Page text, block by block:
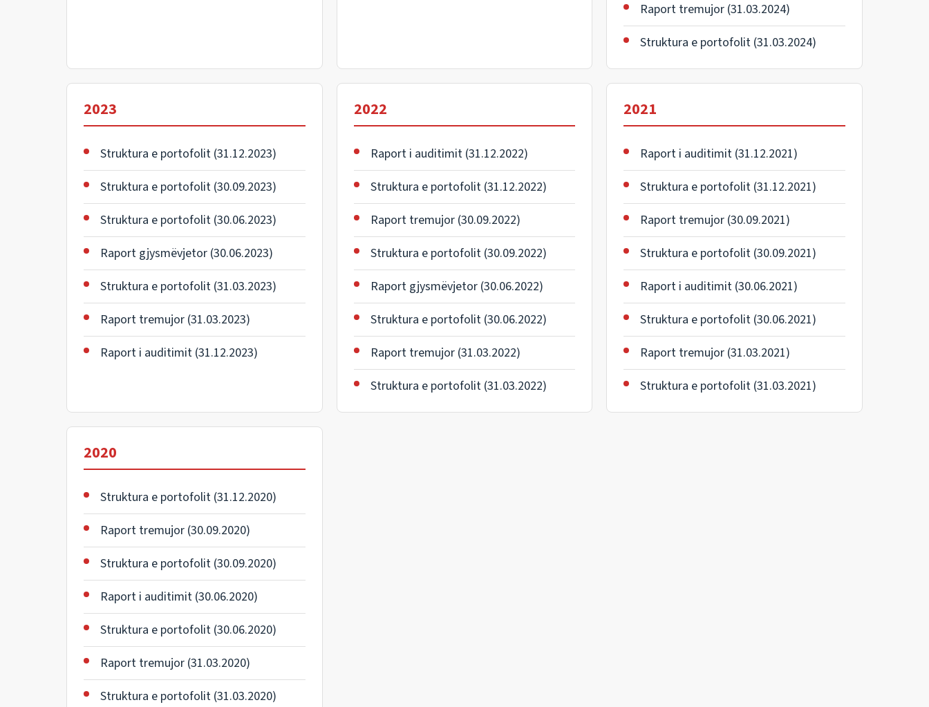
Raport tremujor (31.03.2024)
Struktura e portofolit (31.03.2024)
2023
Struktura e portofolit (31.12.2023)
Struktura e portofolit (30.09.2023)
Struktura e portofolit (30.06.2023)
Raport gjysmëvjetor (30.06.2023)
Struktura e portofolit (31.03.2023)
Raport tremujor (31.03.2023)
Raport i auditimit (31.12.2023)
2022
Raport i auditimit (31.12.2022)
Struktura e portofolit (31.12.2022)
Raport tremujor (30.09.2022)
Struktura e portofolit (30.09.2022)
Raport gjysmëvjetor (30.06.2022)
Struktura e portofolit (30.06.2022)
Raport tremujor (31.03.2022)
Struktura e portofolit (31.03.2022)
2021
Raport i auditimit (31.12.2021)
Struktura e portofolit (31.12.2021)
Raport tremujor (30.09.2021)
Struktura e portofolit (30.09.2021)
Raport i auditimit (30.06.2021)
Struktura e portofolit (30.06.2021)
Raport tremujor (31.03.2021)
Struktura e portofolit (31.03.2021)
2020
Struktura e portofolit (31.12.2020)
Raport tremujor (30.09.2020)
Struktura e portofolit (30.09.2020)
Raport i auditimit (30.06.2020)
Struktura e portofolit (30.06.2020)
Raport tremujor (31.03.2020)
Struktura e portofolit (31.03.2020)